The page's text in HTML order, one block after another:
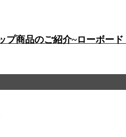
プ商品のご紹介~ローボード